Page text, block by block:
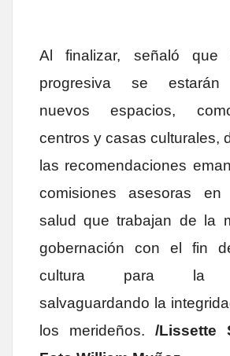
Al finalizar, señaló que
progresiva se estarán
nuevos espacios,
centros y casas culturales,
las recomendaciones
comisiones asesoras
salud que trabajan de la
gobernación con el fin
cultura para la
salvaguardando la
los merideños.
/Lissette